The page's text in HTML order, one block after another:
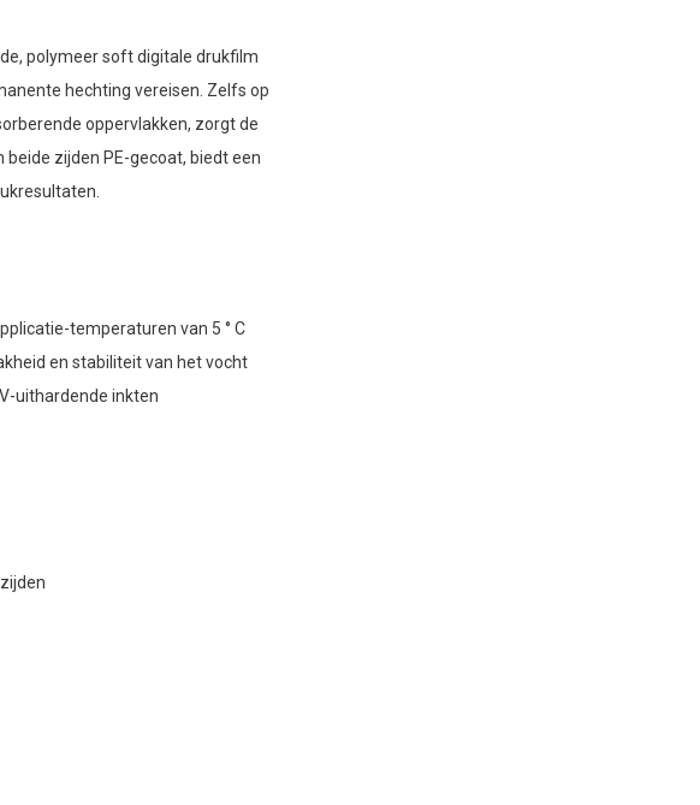
polymeer soft digitale drukfilm
hechting vereisen. Zelfs op
oppervlakken, zorgt de
zijden PE-gecoat, biedt een
temperaturen van 5 ° C
en stabiliteit van het vocht
uithardende inkten